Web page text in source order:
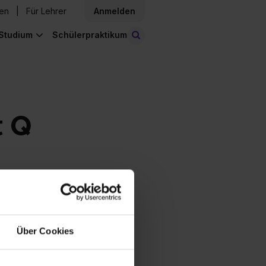
Über Cookies
Für Lehrer Anmelden
Schülerpraktikum
Q